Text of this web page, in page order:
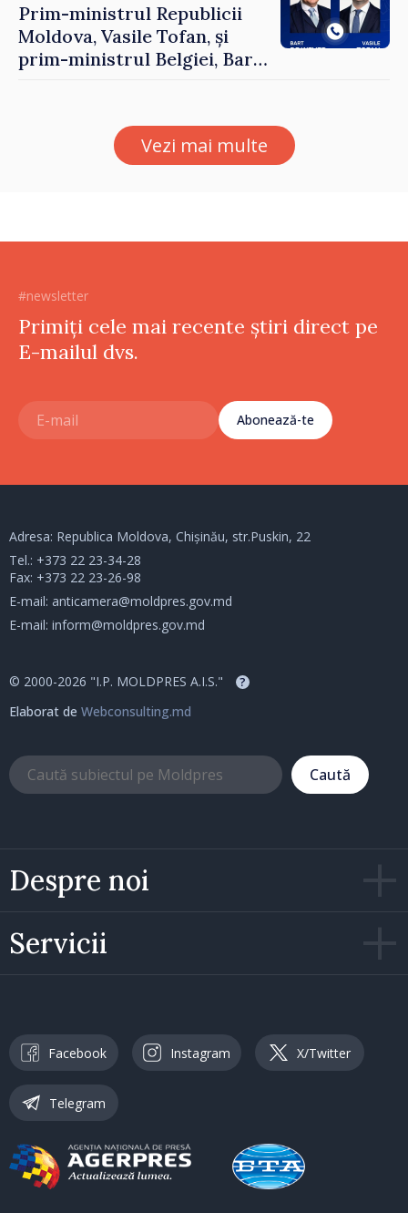
Prim-ministrul Republicii
Moldova, Vasile Tofan, și
prim-ministrul Belgiei, Bart
al Republicii Moldova.
Vezi mai multe
#newsletter
Primiți cele mai recente știri direct pe
E-mailul dvs.
Abonează-te
Despre noi
Servicii
Adresa: Republica Moldova, Chișinău, str.Puskin, 22
Tel.: +373 22 23-34-28
Fax: +373 22 23-26-98
E-mail: anticamera@moldpres.gov.md
E-mail: inform@moldpres.gov.md
© 2000-2026 "I.P. MOLDPRES A.I.S." ?
Elaborat de Webconsulting.md
Caută
Facebook Instagram X/Twitter
Telegram